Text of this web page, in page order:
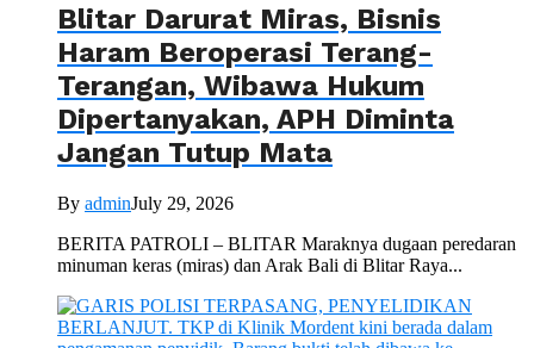
Blitar Darurat Miras, Bisnis
Haram Beroperasi Terang-
Terangan, Wibawa Hukum
Dipertanyakan, APH Diminta
Jangan Tutup Mata
By adminJuly 29, 2026
BERITA PATROLI – BLITAR Maraknya dugaan peredaran
minuman keras (miras) dan Arak Bali di Blitar Raya...